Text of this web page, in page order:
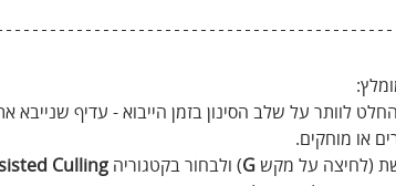
לוותר על שלב הסינון בזמן הייבוא - עדיף שנייבא
או מוחקים.
(לחיצה על מקש G) ולבחור בקטגוריה Culling